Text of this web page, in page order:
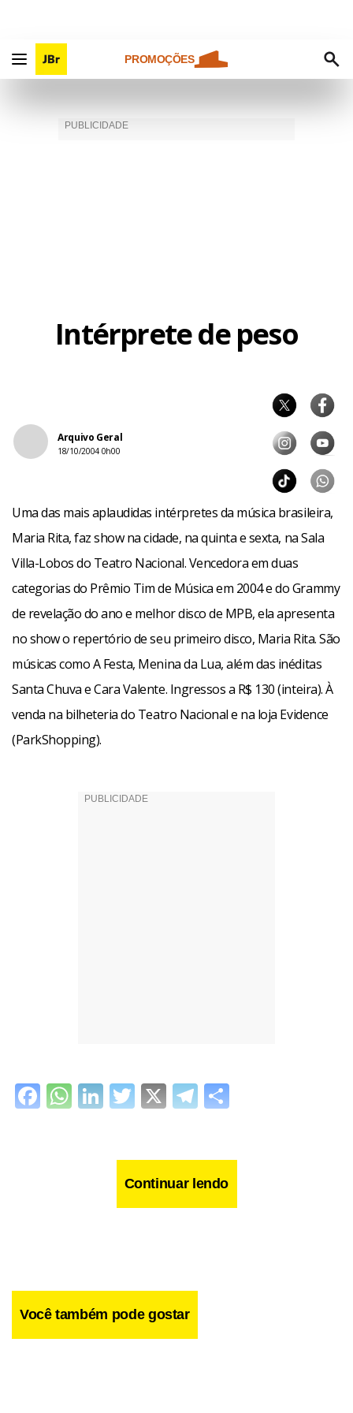
PROMOÇÕES
Intérprete de peso
Arquivo Geral
18/10/2004 0h00
Uma das mais aplaudidas intérpretes da música brasileira,
Maria Rita, faz show na cidade, na quinta e sexta, na Sala
Villa-Lobos do Teatro Nacional. Vencedora em duas
categorias do Prêmio Tim de Música em 2004 e do Grammy
de revelação do ano e melhor disco de MPB, ela apresenta
no show o repertório de seu primeiro disco, Maria Rita. São
músicas como A Festa, Menina da Lua, além das inéditas
Santa Chuva e Cara Valente. Ingressos a R$ 130 (inteira). À
venda na bilheteria do Teatro Nacional e na loja Evidence
(ParkShopping).
Facebook
WhatsApp
LinkedIn
Twitter
X Telegram
Continuar lendo
Você também pode gostar